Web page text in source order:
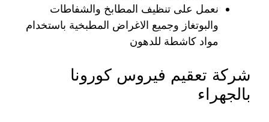
نعمل على تنظيف المطابخ والشفاطات
والبوتغاز وجميع الاغراض المطبخية باستخدام
مواد كاشطة للدهون
شركة تعقيم فيروس كورونا
بالجهراء